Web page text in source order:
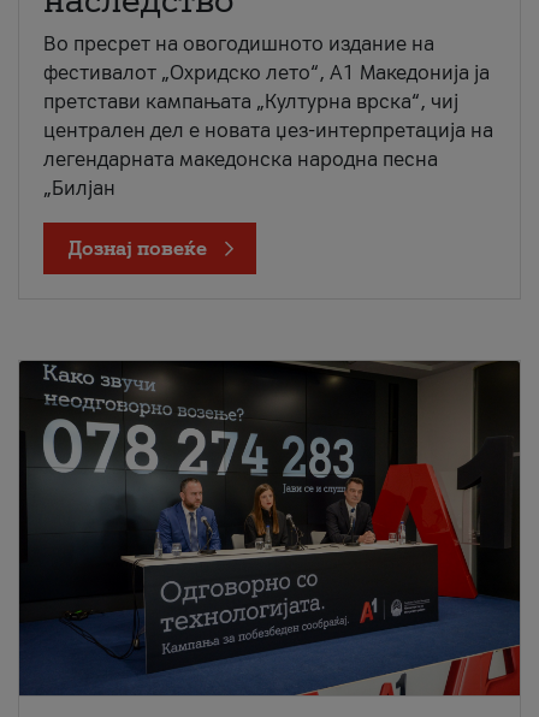
Во пресрет на овогодишното издание на
фестивалот „Охридско лето“, А1 Македонија ја
претстави кампањата „Културна врска“, чиј
централен дел е новата џез-интерпретација на
легендарната македонска народна песна
„Билјан
Дознај повеќе